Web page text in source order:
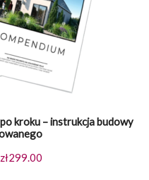
kroku – instrukcja budowy
Pierwotna
zł299.00